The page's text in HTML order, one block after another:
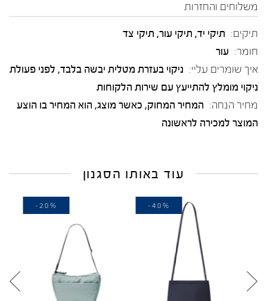
משלוחים והחזרות
תיקים: תיקי יד, תיקי עור, תיקי צד
חומר: עור
איך שומרים עליי: ניקוי בעזרת מטלית יבשה בלבד, לפני פעולת
ניקוי מומלץ להתייעץ עם שירות הלקוחות
מחיר הנחה: המחיר המחוק, כאשר מוצג, הוא המחיר בו הוצע
המוצר למכירה לראשונה
עוד באותו הסגנון
-40%
-20%